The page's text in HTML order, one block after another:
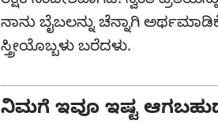
ನಾನು ಬೈಬಲನ್ನು ಚೆನ್ನಾಗಿ
ಸ್ತ್ರೀಯೊಬ್ಬಳು ಬರೆದಳು.
ನಿಮಗೆ ಇವೂ ಇಷ್ಟ